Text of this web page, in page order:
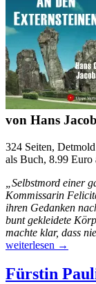
von Hans
324 Seiten,
als Buch, 8.99 Euro
„Selbstmord einer
Kommissarin
ihren Gedanken
bunt gekleidete
machte klar, dass
weiterlesen →
Fürstin